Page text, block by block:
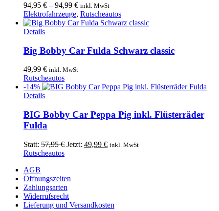
Die
Optionen
können
auf
Produktseite
werden
94,95 € – 94,99 € inkl. MwSt
Elektrofahrzeuge, Rutscheautos
Details
Big Bobby Car Fulda Schwarz classic
49,99 € inkl. MwSt
Rutscheautos
-14%
Details
BIG Bobby Car Peppa Pig inkl. Flüsterräder
Fulda
Statt: 57,95€ Ursprünglicher
Jetzt: 49,99 €Aktueller
inkl. MwSt
Rutscheautos
AGB
Öffnungszeiten
Zahlungsarten
Widerrufsrecht
Lieferung und Versandkosten